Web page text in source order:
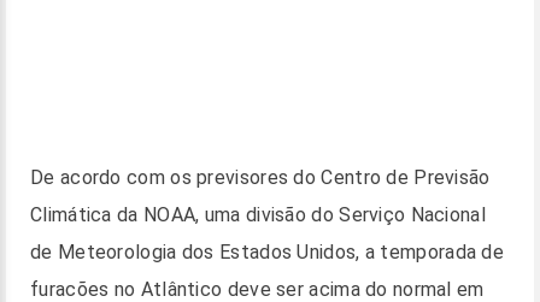
De acordo com os previsores do Centro de Previsão
Climática da NOAA, uma divisão do Serviço Nacional
de Meteorologia dos Estados Unidos, a temporada de
furacões no Atlântico deve ser acima do normal em